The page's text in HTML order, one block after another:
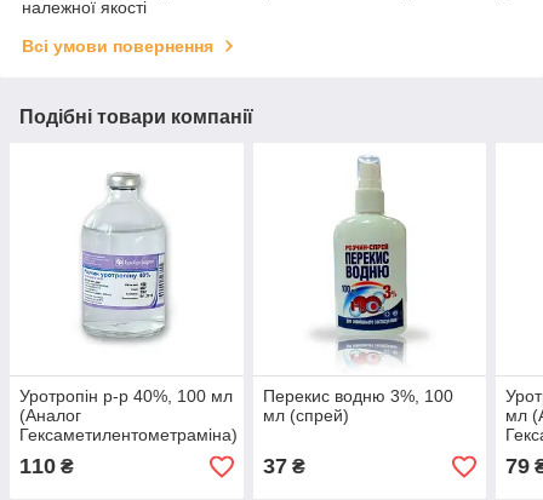
належної якості
Всі умови повернення
Подібні товари компанії
Уротропін р-р 40%, 100 мл
(Аналог
Гексаметилентометраміна)
110 ₴
Перекис водню 3%, 100
мл (спрей)
37₴
мл
79